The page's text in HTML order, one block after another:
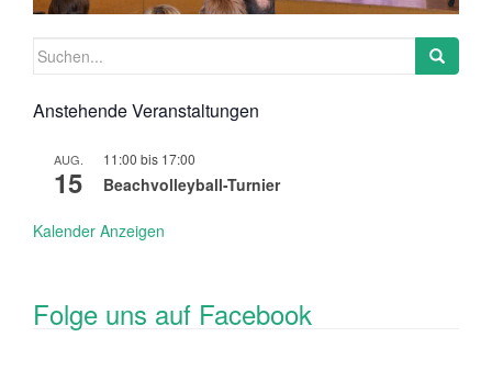
Suchen
Anstehende Veranstaltungen
AUG.
15
11:00 bis 17:00
Beachvolleyball-Turnier
Kalender Anzeigen
Folge uns auf Facebook